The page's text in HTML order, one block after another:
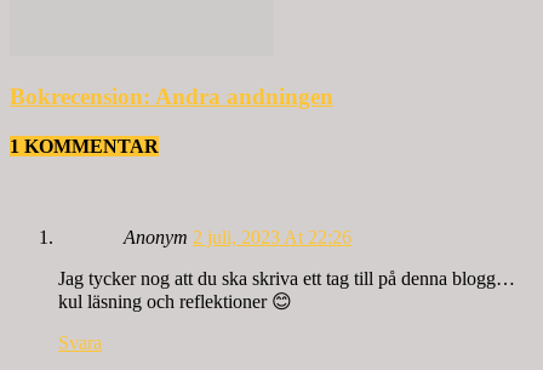
Bokrecension: Andra andningen
1 KOMMENTAR
Anonym 2 juli, 2023 At 22:26
Jag tycker nog att du ska skriva ett tag till på denna blogg…
kul läsning och reflektioner 😊
Svara